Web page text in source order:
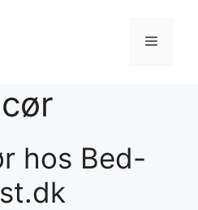
Menu
hos Bed-